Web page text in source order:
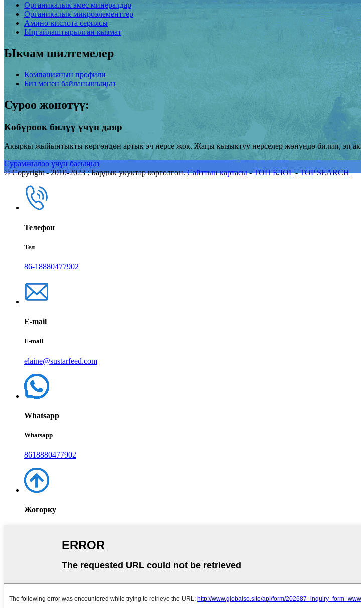
Органикалык эмес минералдар
Органикалык микроэлементтер
Амино-кислота сериясы
Ыңгайлаштырылган кызмат
Ыкчам шилтемелер
Компаниянын профили
Биз менен байланышыңыз
Суроо жөнөтүү:
Көбүрөөк билүү үчүн даяр
Акыркы жыйынтыкты көргөндөн артык эч нерсе жок. Жаңы кызыктуу нерселер жөнүндө билип, эң
Сурамжылоо үчүн басыңыз
© Copyright - 2010-2023 : Бардык укуктар корголгон. Сайттын картасы-ТОП БЛОГ-TOP SEARCH
Телефон
Тел
86-18880477902
E-mail
E-mail
elaine@sustarfeed.com
Whatsapp
Whatsapp
8618880477902
Жогорку